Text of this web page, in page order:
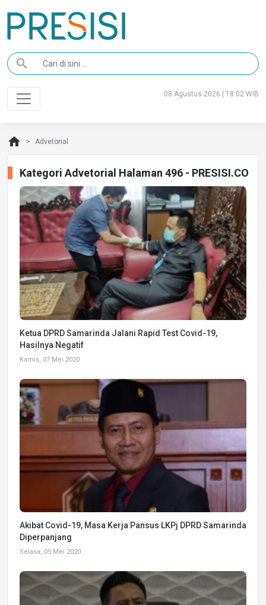
search
08 Agustus 2026 | 18:02 WIB
home Advetorial
Kategori Advetorial Halaman 496 - PRESISI.CO
Ketua DPRD Samarinda Jalani Rapid Test Covid-19,
Hasilnya Negatif
Kamis, 07 Mei 2020
Akibat Covid-19, Masa Kerja Pansus LKPj DPRD Samarinda
Diperpanjang
Selasa, 05 Mei 2020